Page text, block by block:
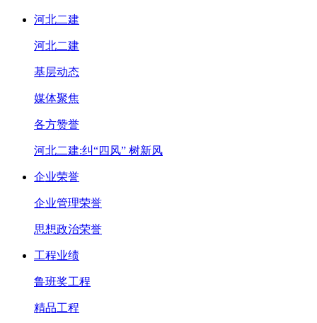
河北二建
河北二建
基层动态
媒体聚焦
各方赞誉
河北二建:纠“四风” 树新风
企业荣誉
企业管理荣誉
思想政治荣誉
工程业绩
鲁班奖工程
精品工程